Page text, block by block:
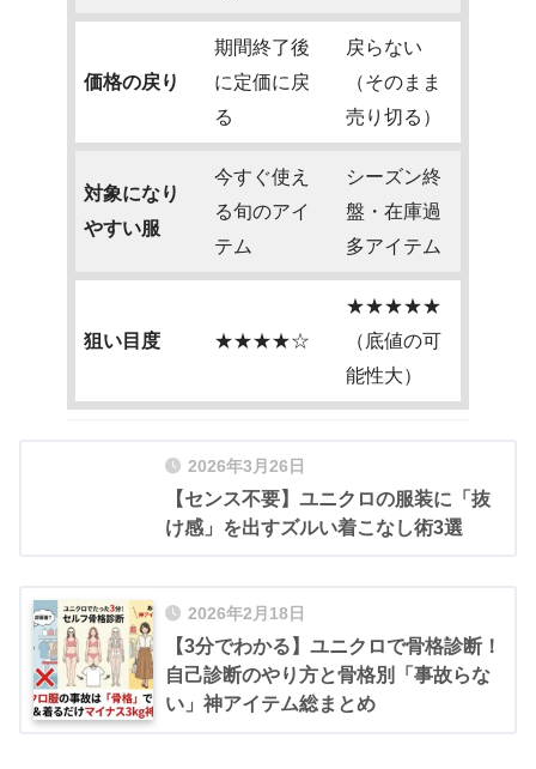
価格の戻り
期間終了後
に定価に戻
る
戻らない
（そのまま
売り切る）
対象になり
やすい服
今すぐ使え
る旬のアイ
テム
シーズン終
盤・在庫過
多アイテム
狙い目度 ★★★★☆
★★★★★
（底値の可
能性大）
2026年3月26日
【センス不要】ユニクロの服装に「抜
け感」を出すズルい着こなし術3選
2026年2月18日
【3分でわかる】ユニクロで骨格診断！
自己診断のやり方と骨格別「事故らな
い」神アイテム総まとめ